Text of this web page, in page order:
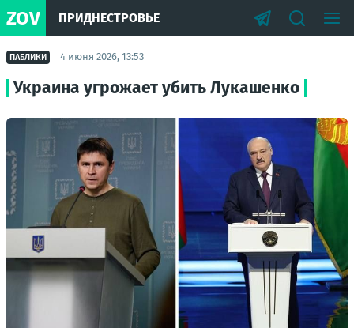
ZOV ПРИДНЕСТРОВЬЕ
ПАБЛИКИ 4 июня 2026, 13:53
Украина угрожает убить Лукашенко